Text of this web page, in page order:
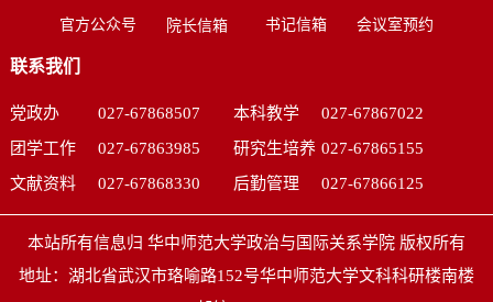
官方公众号 院长信箱 书记信箱 会议室预约
联系我们
党政办 027-67868507 本科教学
027-67867022
团学工作
027-67863985 研究生培养 027-67865155
文献资料
027-67868330 后勤管理 027-67866125
本站所有信息归 华中师范大学政治与国际关系学院 版权所有
地址：湖北省武汉市珞喻路152号华中师范大学文科科研楼南楼